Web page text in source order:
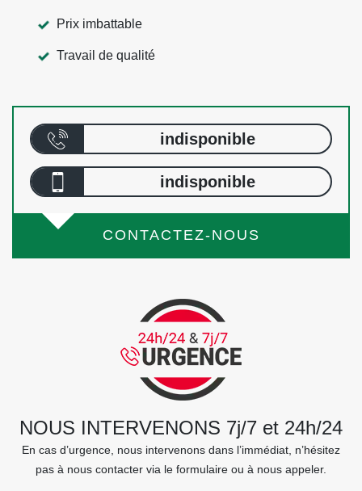
Prix imbattable
Travail de qualité
indisponible
indisponible
CONTACTEZ-NOUS
NOUS INTERVENONS 7j/7 et 24h/24
En cas d’urgence, nous intervenons dans l’immédiat, n’hésitez
pas à nous contacter via le formulaire ou à nous appeler.